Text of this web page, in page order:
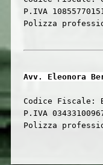
P.IVA
Polizza
Avv. Eleonora
Codice Fiscale:
P.IVA
Polizza